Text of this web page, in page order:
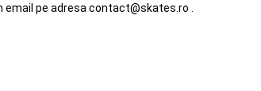
pe adresa contact@skates.ro .